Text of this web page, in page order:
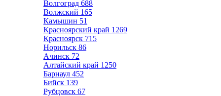
Волгоград 688
Волжский 165
Камышин 51
Красноярский край 1269
Красноярск 715
Норильск 86
Ачинск 72
Алтайский край 1250
Барнаул 452
Бийск 139
Рубцовск 67